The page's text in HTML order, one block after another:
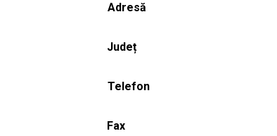
Adresă
Județ
Telefon
Fax